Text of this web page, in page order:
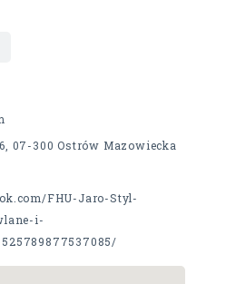
07-300 Ostrów Mazowiecka
FHU-Jaro-Styl-
i-